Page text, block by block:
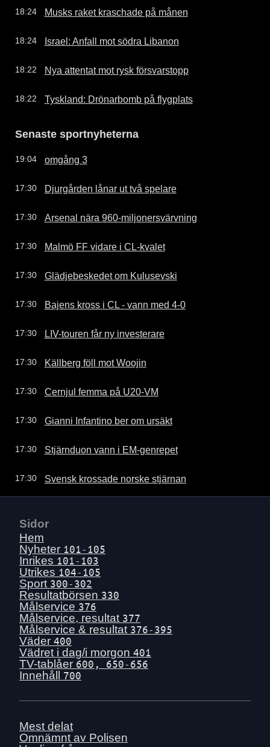
18:24 Musks raket kraschade på månen
18:24 Israel: Anfall mot södra Libanon
18:22 Nya attentat mot rysk försvarstopp
18:22 Tyskland: Drönarbomb på flygplats
Senaste sportnyheterna
19:04 omgång 3
17:30 Djurgården lånar ut två spelare
17:30 Arsenal nära 960-miljonersvärvning
17:30 Malmö FF vidare i CL-kvalet
17:30 Glädjebeskedet om Kulusevski
17:30 Bajens kross i CL - vann med 4-0
17:30 LIV-touren får ny investerare
17:30 Källberg föll mot Woojin
17:30 Cernjul femma på U20-VM
17:30 Gianni Infantino ber om ursäkt
17:30 Stjärnduon vann i EM-genrepet
17:30 Svensk krossade norske stjärnan
Sidor
Hem
Nyheter 101-105
Inrikes 101-103
Utrikes 104-105
Sport 300-302
Resultatbörsen 330
Målservice 376
Målservice, resultat 377
Målservice & resultat 376-395
Väder 400
Vädret i dag/i morgon 401
TV-tablåer 600, 650-656
Innehåll 700
Mest delat
Omnämnt av Polisen